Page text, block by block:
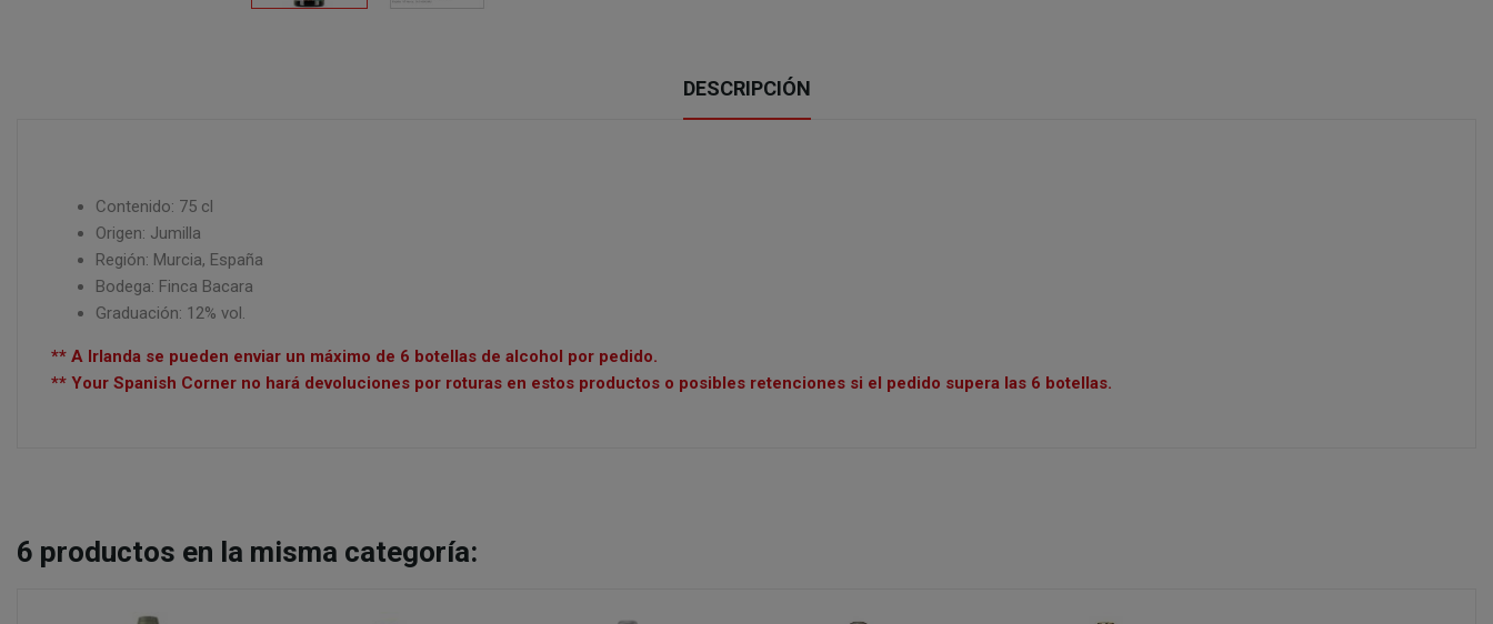
DESCRIPCIÓN
Contenido: 75 cl
Origen: Jumilla
Región: Murcia, España
Bodega: Finca Bacara
Graduación: 12% vol.
** A Irlanda se pueden enviar un máximo de 6 botellas de alcohol por pedido.
** Your Spanish Corner no hará devoluciones por roturas en estos productos o posibles retenciones si el pedido supera las 6 botellas.
6 productos en la misma categoría: